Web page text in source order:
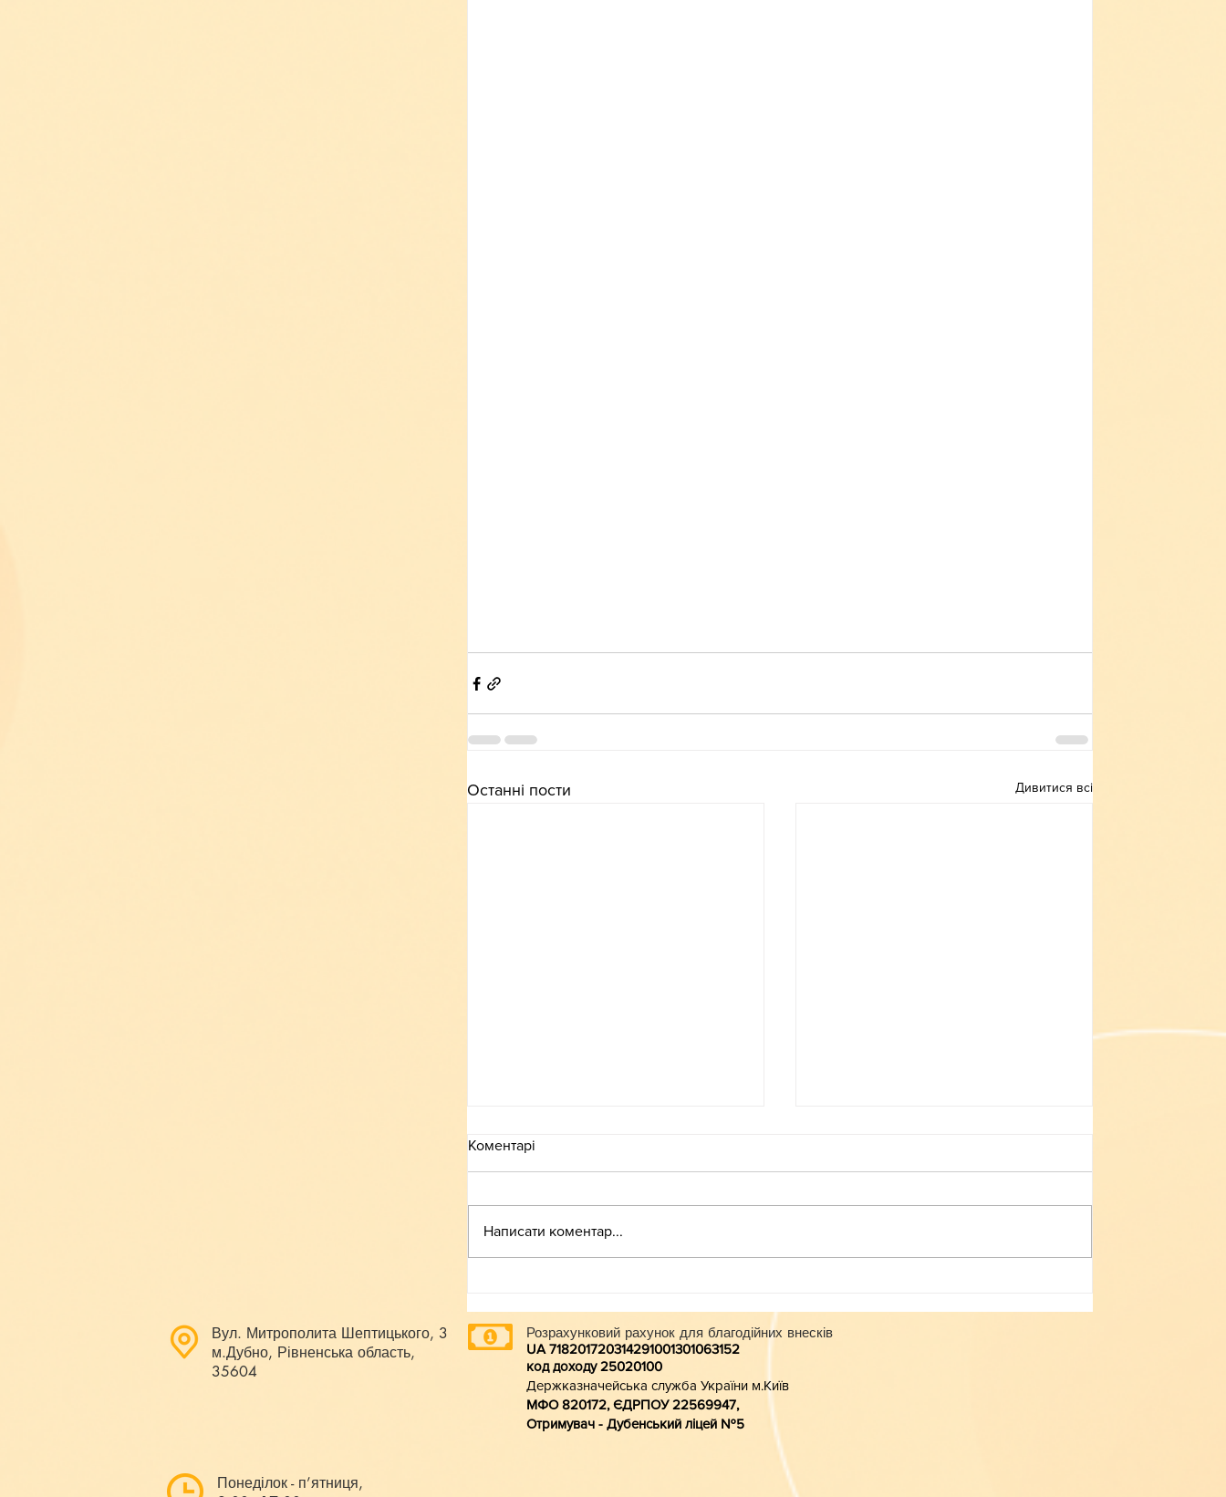
Останні пости Дивитися всі
Небезпека зачепінгу
Коментарі
Написати коментар...
Вул. Митрополита Шептицького, 3
м.Дубно, Рівненська область,
35604
Понеділок - п’ятниця,
Розрахунковий рахунок для благодійних внесків
UA 718201720314291001301063152
код доходу 25020100
Держказначейська служба України м.Київ
МФО 820172, ЄДРПОУ 22569947,
Отримувач - Дубенський ліцей №5